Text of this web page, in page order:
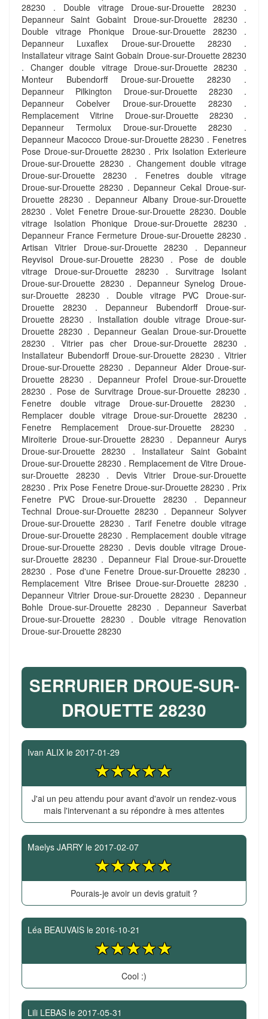
28230 . Double vitrage Droue-sur-Drouette 28230 .
Depanneur Saint Gobaint Droue-sur-Drouette 28230 .
Double vitrage Phonique Droue-sur-Drouette 28230 .
Depanneur Luxaflex Droue-sur-Drouette 28230 .
Installateur vitrage Saint Gobain Droue-sur-Drouette 28230
. Changer double vitrage Droue-sur-Drouette 28230 .
Monteur Bubendorff Droue-sur-Drouette 28230 .
Depanneur Pilkington Droue-sur-Drouette 28230 .
Depanneur Cobelver Droue-sur-Drouette 28230 .
Remplacement Vitrine Droue-sur-Drouette 28230 .
Depanneur Termolux Droue-sur-Drouette 28230 .
Depanneur Macocco Droue-sur-Drouette 28230 . Fenetres
Pose Droue-sur-Drouette 28230 . Prix Isolation Exterieure
Droue-sur-Drouette 28230 . Changement double vitrage
Droue-sur-Drouette 28230 . Fenetres double vitrage
Droue-sur-Drouette 28230 . Depanneur Cekal Droue-sur-
Drouette 28230 . Depanneur Albany Droue-sur-Drouette
28230 . Volet Fenetre Droue-sur-Drouette 28230. Double
vitrage Isolation Phonique Droue-sur-Drouette 28230 .
Depanneur France Fermeture Droue-sur-Drouette 28230 .
Artisan Vitrier Droue-sur-Drouette 28230 . Depanneur
Reyvisol Droue-sur-Drouette 28230 . Pose de double
vitrage Droue-sur-Drouette 28230 . Survitrage Isolant
Droue-sur-Drouette 28230 . Depanneur Synelog Droue-
sur-Drouette 28230 . Double vitrage PVC Droue-sur-
Drouette 28230 . Depanneur Bubendorff Droue-sur-
Drouette 28230 . Installation double vitrage Droue-sur-
Drouette 28230 . Depanneur Gealan Droue-sur-Drouette
28230 . Vitrier pas cher Droue-sur-Drouette 28230 .
Installateur Bubendorff Droue-sur-Drouette 28230 . Vitrier
Droue-sur-Drouette 28230 . Depanneur Alder Droue-sur-
Drouette 28230 . Depanneur Profel Droue-sur-Drouette
28230 . Pose de Survitrage Droue-sur-Drouette 28230 .
Fenetre double vitrage Droue-sur-Drouette 28230 .
Remplacer double vitrage Droue-sur-Drouette 28230 .
Fenetre Remplacement Droue-sur-Drouette 28230 .
Miroiterie Droue-sur-Drouette 28230 . Depanneur Aurys
Droue-sur-Drouette 28230 . Installateur Saint Gobaint
Droue-sur-Drouette 28230 . Remplacement de Vitre Droue-
sur-Drouette 28230 . Devis Vitrier Droue-sur-Drouette
28230 . Prix Pose Fenetre Droue-sur-Drouette 28230 . Prix
Fenetre PVC Droue-sur-Drouette 28230 . Depanneur
Technal Droue-sur-Drouette 28230 . Depanneur Solyver
Droue-sur-Drouette 28230 . Tarif Fenetre double vitrage
Droue-sur-Drouette 28230 . Remplacement double vitrage
Droue-sur-Drouette 28230 . Devis double vitrage Droue-
sur-Drouette 28230 . Depanneur Fial Droue-sur-Drouette
28230 . Pose d'une Fenetre Droue-sur-Drouette 28230 .
Remplacement Vitre Brisee Droue-sur-Drouette 28230 .
Depanneur Vitrier Droue-sur-Drouette 28230 . Depanneur
Bohle Droue-sur-Drouette 28230 . Depanneur Saverbat
Droue-sur-Drouette 28230 . Double vitrage Renovation
Droue-sur-Drouette 28230
SERRURIER DROUE-SUR-
DROUETTE 28230
Ivan ALIX le 2017-01-29
J'ai un peu attendu pour avant d'avoir un rendez-vous
mais l'intervenant a su répondre à mes attentes
Maelys JARRY le 2017-02-07
Pourais-je avoir un devis gratuit ?
Léa BEAUVAIS le 2016-10-21
Cool :)
Lili LEBAS le 2017-05-31